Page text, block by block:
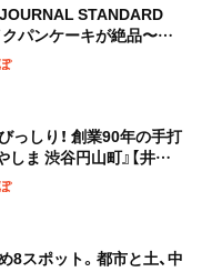
JOURNAL STANDARD
パンケーキが絶品〜黒
5〜
っしり！ 創業90年の手打
しま 渋谷円山町』【井上
8スポット。都市と土、中